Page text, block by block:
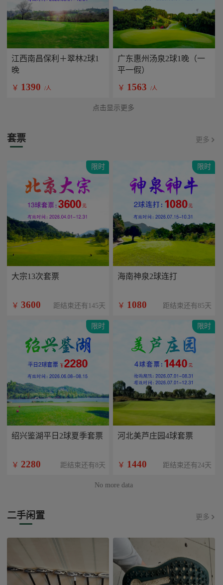
江西南昌保利＋翠林2球1
晚
￥ 1390 /人
广东惠州汤泉2球1晚（一
平一假）
￥ 1563 /人
点击显示更多
套票 更多
限时
大宗13次套票
￥ 3600 距结束还有145天
限时
海南神泉2球连打
￥ 1080 距结束还有85天
限时
绍兴鉴湖平日2球夏季套票
￥ 2280 距结束还有8天
限时
河北美芦庄园4球套票
￥ 1440 距结束还有24天
No more data
二手闲置 更多